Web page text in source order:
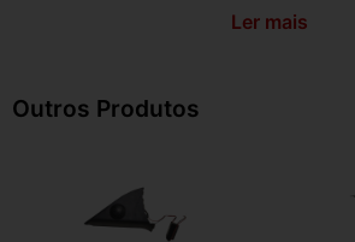
Ler mais
Outros Produtos